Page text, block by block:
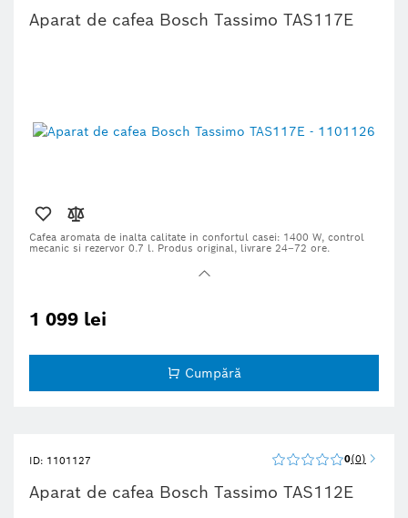
Aparat de cafea Bosch Tassimo TAS117E
Cafea aromata de inalta calitate in confortul casei: 1400 W, control
mecanic si rezervor 0.7 l. Produs original, livrare 24–72 ore.
1 099 lei
Cumpără
ID: 1101127 0 0
Aparat de cafea Bosch Tassimo TAS112E